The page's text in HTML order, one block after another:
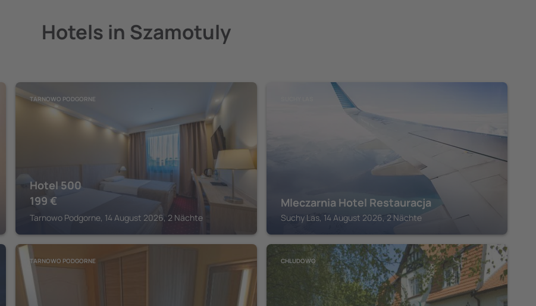
Hotels in Szamotuly
TARNOWO PODGORNE
Hotel 500
199 €
Tarnowo Podgorne, 14 August 2026, 2 Nächte
Mleczarnia Hotel Restauracja
Suchy Las, 14 August 2026, 2 Nächte
TARNOWO PODGORNE CHLUDOWO